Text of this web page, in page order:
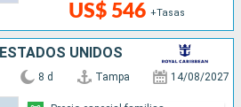
US$ 546 +Tasas
UNIDOS
8 d Tampa 14/08/2027